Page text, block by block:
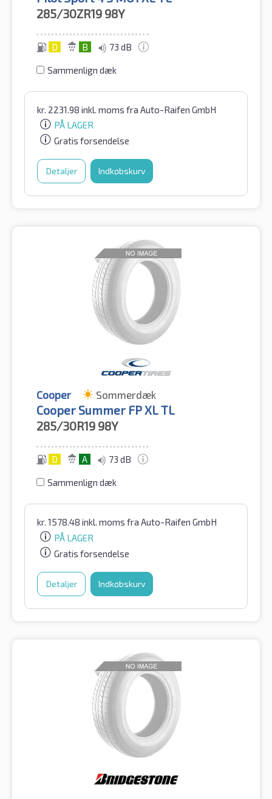
285/30ZR19 98Y
D B 73 dB
Sammenlign dæk
kr. 2231.98 inkl. moms fra Auto-Raifen GmbH
PÅ LAGER
Gratis forsendelse
Detaljer Indkøbskurv
Cooper Sommerdæk
Cooper Summer FP XL TL
285/30R19 98Y
D A 73 dB
Sammenlign dæk
kr. 1578.48 inkl. moms fra Auto-Raifen GmbH
PÅ LAGER
Gratis forsendelse
Detaljer Indkøbskurv